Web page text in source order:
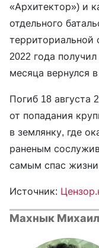
«Архитектор») и
отдельного
территориальной
2022 года
месяца вернулся
Погиб 18 августа
от попадания
в землянку, где
раненым
самым спас
Источник:
Махнык